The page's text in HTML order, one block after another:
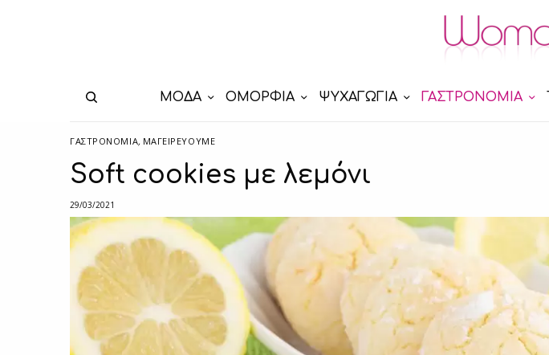
ΜΟΔΑ ΟΜΟΡΦΙΑ ΨΥΧΑΓΩΓΙΑ ΓΑΣΤΡΟΝΟΜΙΑ
ΓΑΣΤΡΟΝΟΜΙΑ, ΜΑΓΕΙΡΕΎΟΥΜΕ
Soft cookies με λεμόνι
29/03/2021